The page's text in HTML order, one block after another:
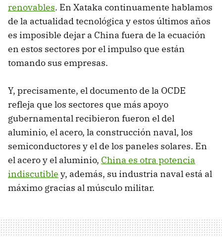
renovables. En Xataka continuamente hablamos
de la actualidad tecnológica y estos últimos años
es imposible dejar a China fuera de la ecuación
en estos sectores por el impulso que están
tomando sus empresas.
Y, precisamente, el documento de la OCDE
refleja que los sectores que más apoyo
gubernamental recibieron fueron el del
aluminio, el acero, la construcción naval, los
semiconductores y el de los paneles solares. En
el acero y el aluminio, China es otra potencia
indiscutible y, además, su industria naval está al
máximo gracias al músculo militar.